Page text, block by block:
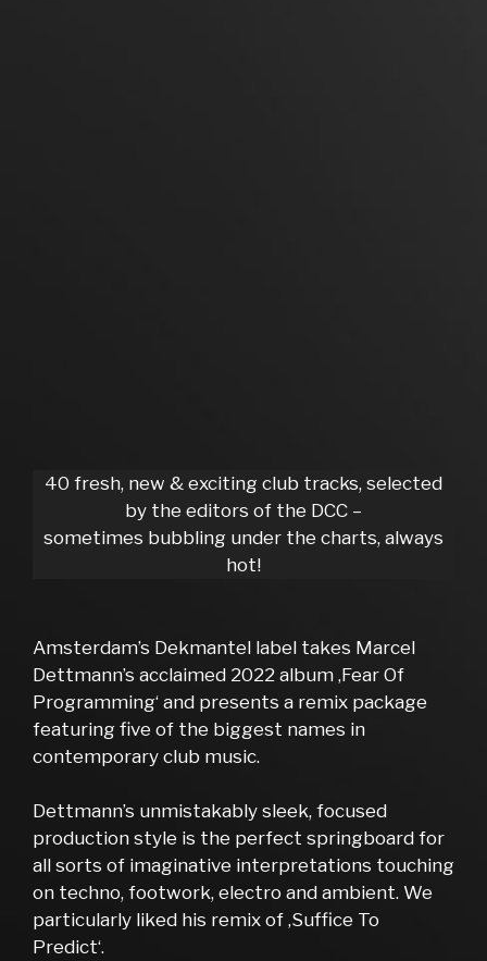
40 fresh, new & exciting club tracks, selected
by the editors of the DCC –
sometimes bubbling under the charts, always
hot!
Amsterdam’s Dekmantel label takes Marcel
Dettmann’s acclaimed 2022 album ‚Fear Of
Programming‘ and presents a remix package
featuring five of the biggest names in
contemporary club music.
Dettmann’s unmistakably sleek, focused
production style is the perfect springboard for
all sorts of imaginative interpretations touching
on techno, footwork, electro and ambient. We
particularly liked his remix of ‚Suffice To
Predict‘.